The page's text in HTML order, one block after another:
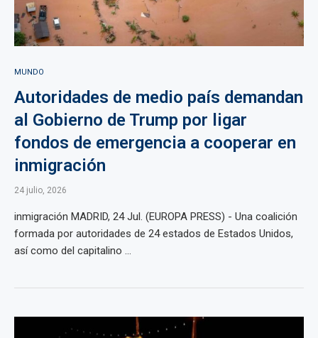
MUNDO
Autoridades de medio país demandan
al Gobierno de Trump por ligar
fondos de emergencia a cooperar en
inmigración
24 julio, 2026
inmigración MADRID, 24 Jul. (EUROPA PRESS) - Una coalición
formada por autoridades de 24 estados de Estados Unidos,
así como del capitalino ...